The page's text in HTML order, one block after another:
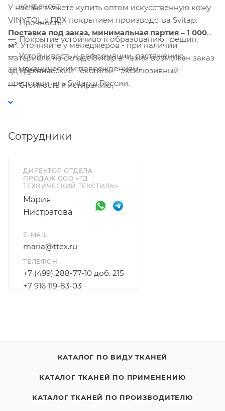
конденсат,
Прочность,
Покрытие устойчиво к образованию трещин,
Устойчивость к деформации, растяжению,
механическим повреждениям,
Стойкость к истиранию,
У нас Вы можете купить оптом искусственную кожу
VINYTOL с ПВХ покрытием производства Svitap.
Поставка под заказ, минимальная партия – 1 000
м². Уточняйте у менеджеров - при наличии
материала на складе Svitap в Чехии возможен заказ
от 1 рулона.
ТД «Технический Текстиль» - эксклюзивный
представитель Svitap в России.
Сотрудники
ДИРЕКТОР ОТДЕЛА
ПРОДАЖ ООО «ТД
ТЕХНИЧЕСКИЙ ТЕКСТИЛЬ»
Мария
Нистратова
E-MAIL
maria@ttex.ru
ТЕЛЕФОН
+7 (499) 288-77-10 доб. 215
+7 916 119-83-03
КАТАЛОГ ПО ВИДУ ТКАНЕЙ
КАТАЛОГ ТКАНЕЙ ПО ПРИМЕНЕНИЮ
КАТАЛОГ ТКАНЕЙ ПО ПРОИЗВОДИТЕЛЮ
нажав кнопку "Принять".
Принять